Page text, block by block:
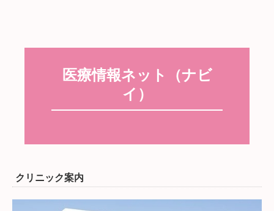
医療情報ネット（ナビ
イ）
クリニック案内